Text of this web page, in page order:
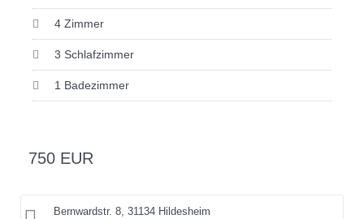
4 Zimmer
3 Schlafzimmer
1 Badezimmer
750 EUR
Bernwardstr. 8, 31134 Hildesheim